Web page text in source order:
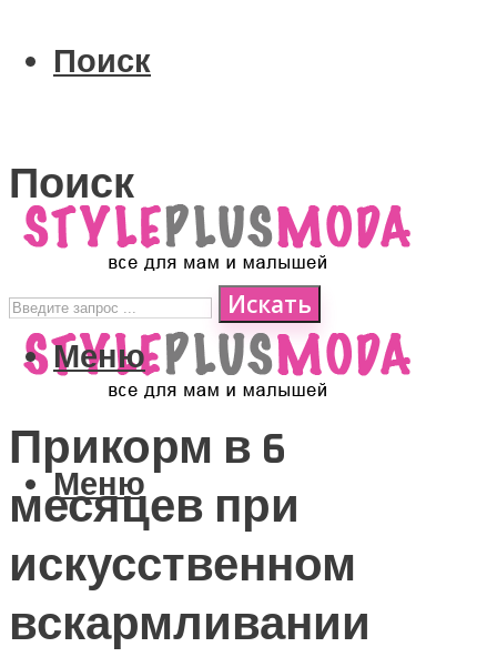
Поиск
Поиск
Искать
Меню
Меню
Прикорм в 6
месяцев при
искусственном
вскармливании